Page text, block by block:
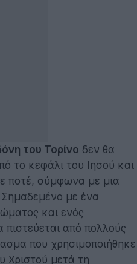
του Τορίνο δεν θα
το κεφάλι του Ιησού και
ποτέ, σύμφωνα με μια
με ένα
και ενός
από πολλούς
που χρησιμοποιήθηκε
Χριστού μετά τη